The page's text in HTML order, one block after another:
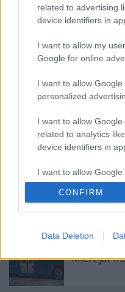
related to advertising
device identifiers in
I want to allow my
Google for online
I want to allow
personalized
I want to allow
related to analytics
device identifiers in
I want to allow
related to functionality
I want to allow
related to security,
functionality and
user protection.
CONFIRM
Data Deletion
észrevétel talált tárgy
Ajánlott bejegyzések:
Elköltöztünk!
Miért jár